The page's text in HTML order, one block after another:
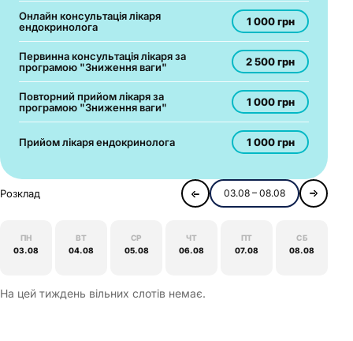
Розклад 03.08 – 08.08
ПН
03.08
ВТ
04.08
СР
05.08
ЧТ
06.08
ПТ
07.08
СБ
08.08
На цей тиждень вільних слотів немає.
Онлайн консультація лікаря
ендокринолога
1 000 грн
Первинна консультація лікаря за
програмою "Зниження ваги"
2 500 грн
Повторний прийом лікаря за
програмою "Зниження ваги"
1 000 грн
Прийом лікаря ендокринолога 1 000 грн